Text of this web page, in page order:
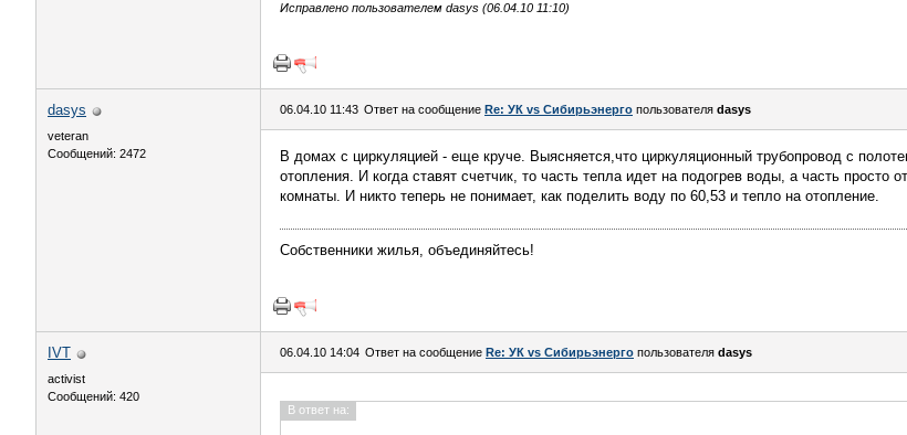
Исправлено пользователем dasys (06.04.10 11:10)
dasys
veteran
Сообщений: 2472
06.04.10 11:43 Ответ на сообщение Re: УК vs Сибирьэнерго пользователя dasys
В домах с циркуляцией - еще круче. Выясняется,что циркуляционный трубопровод с
отопления. И когда ставят счетчик, то часть тепла идет на подогрев воды, а часть просто
комнаты. И никто теперь не понимает, как поделить воду по 60,53 и тепло на отопление.
Собственники жилья, объединяйтесь!
IVT
activist
Сообщений: 420
06.04.10 14:04 Ответ на сообщение Re: УК vs Сибирьэнерго пользователя dasys
В ответ на: